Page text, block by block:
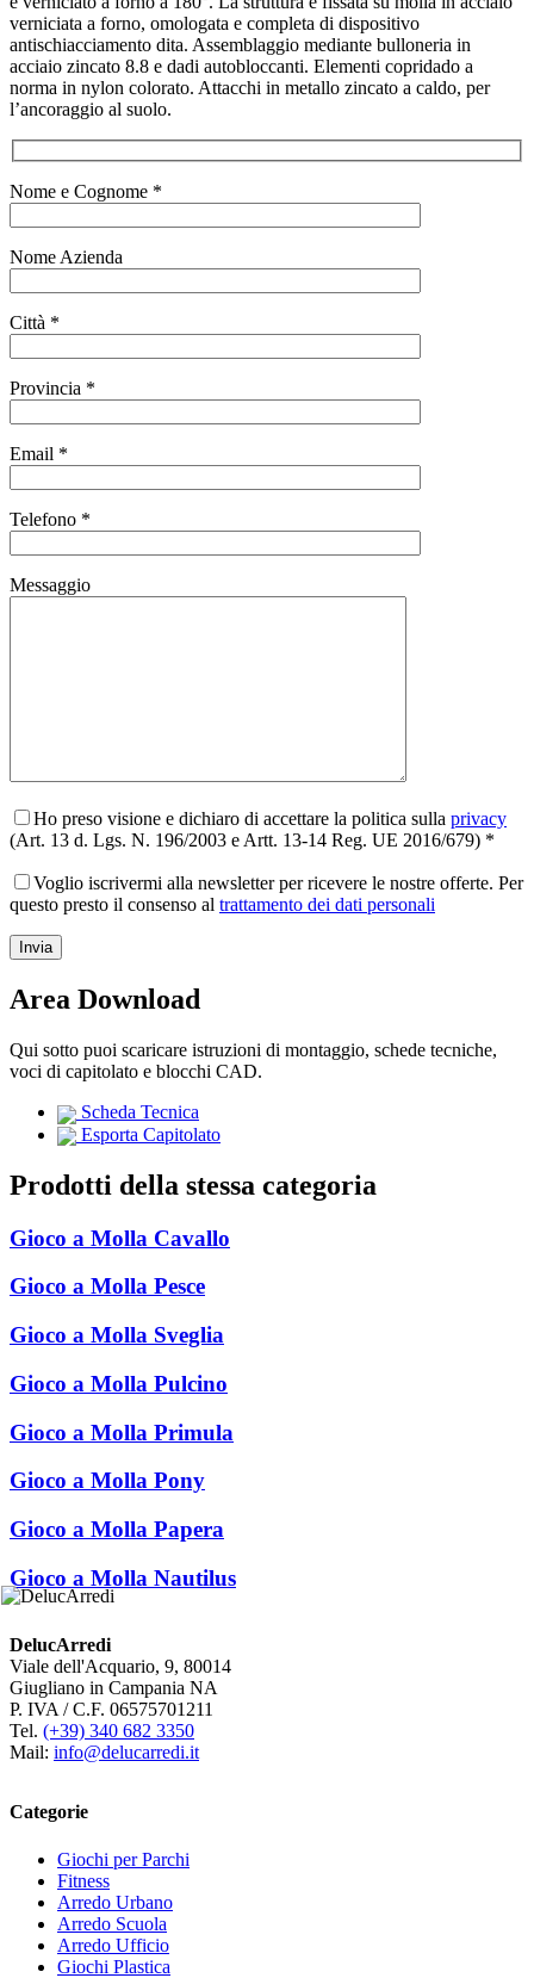
verniciata a forno, omologata e completa di dispositivo
antischiacciamento dita. Assemblaggio mediante bulloneria in
acciaio zincato 8.8 e dadi autobloccanti. Elementi copridado a
norma in nylon colorato. Attacchi in metallo zincato a caldo, per
l’ancoraggio al suolo.
Nome e Cognome *
Nome Azienda
Città *
Provincia *
Email *
Telefono *
Messaggio
Ho preso visione e dichiaro di accettare la politica sulla privacy
(Art. 13 d. Lgs. N. 196/2003 e Artt. 13-14 Reg. UE 2016/679) *
Voglio iscrivermi alla newsletter per ricevere le nostre offerte. Per
questo presto il consenso al trattamento dei dati personali
Area Download
Qui sotto puoi scaricare istruzioni di montaggio, schede tecniche,
voci di capitolato e blocchi CAD.
Scheda Tecnica
Esporta Capitolato
Prodotti della stessa categoria
Gioco a Molla Cavallo
Gioco a Molla Pesce
Gioco a Molla Sveglia
Gioco a Molla Pulcino
Gioco a Molla Primula
Gioco a Molla Pony
Gioco a Molla Papera
Gioco a Molla Nautilus
DelucArredi
Viale dell'Acquario, 9, 80014
Giugliano in Campania NA
P. IVA / C.F. 06575701211
Tel. (+39) 340 682 3350
Mail: info@delucarredi.it
Categorie
Giochi per Parchi
Fitness
Arredo Urbano
Arredo Scuola
Arredo Ufficio
Giochi Plastica